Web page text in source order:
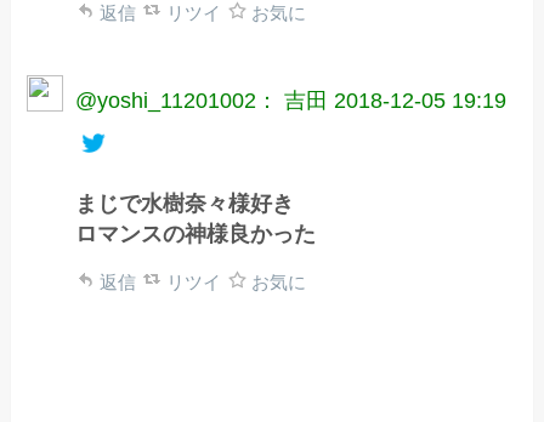
返信 リツイ お気に
@yoshi_11201002： 吉田 2018-12-05 19:19
まじで水樹奈々様好き
ロマンスの神様良かった
返信 リツイ お気に